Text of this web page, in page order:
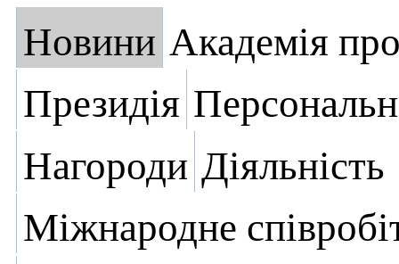
Новини Академія
Президія
Нагороди Діяльність
Міжнародне